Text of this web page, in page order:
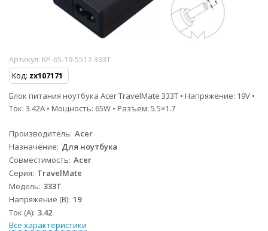
Артикул: KP-65-19-5517-333T
Код: zx107171
Блок питания ноутбука Acer TravelMate 333T • Напряжение: 19V •
Ток: 3.42A • Мощность: 65W • Разъем: 5.5×1.7
Производитель Acer
Назначение Для ноутбука
Совместимость Acer
Серия TravelMate
Модель 333T
Напряжение (В) 19
Ток (А) 3.42
Все характеристики